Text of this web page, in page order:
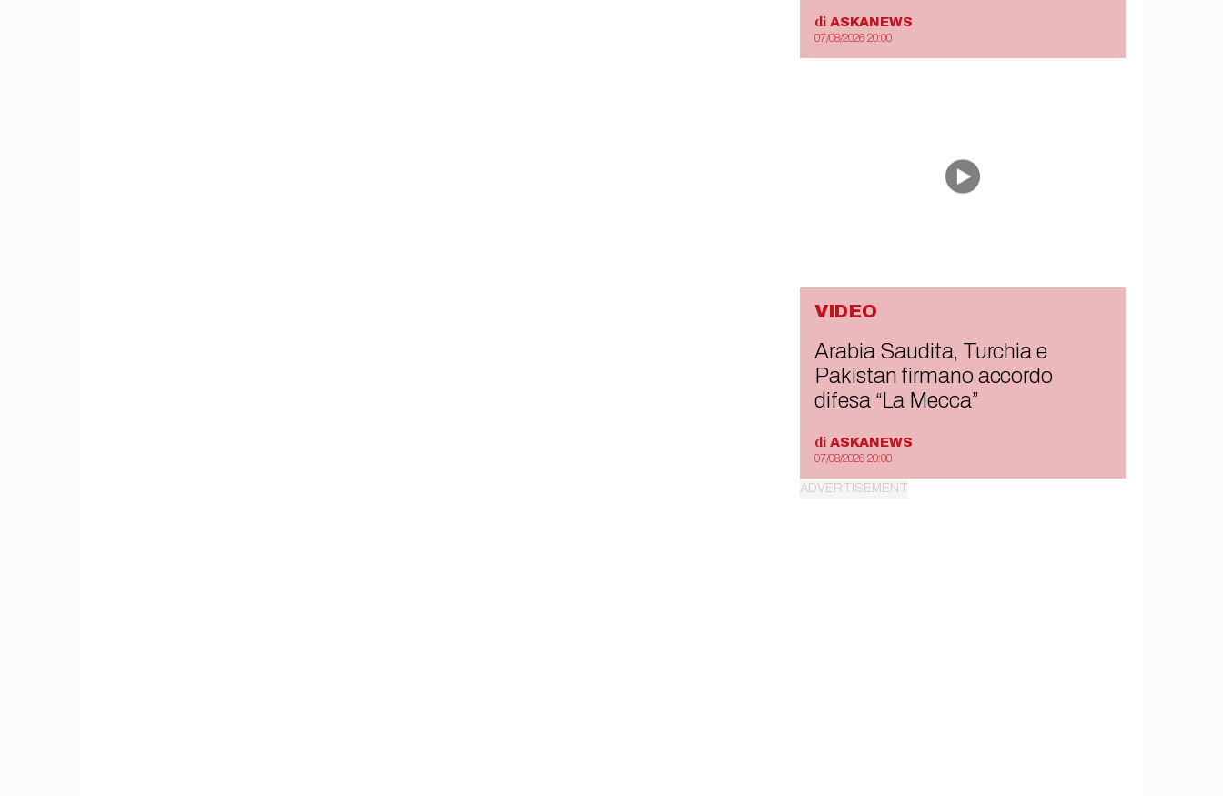
di ASKANEWS
07/08/2026 20:00
VIDEO
Arabia Saudita, Turchia e
Pakistan firmano accordo
difesa “La Mecca”
di ASKANEWS
07/08/2026 20:00